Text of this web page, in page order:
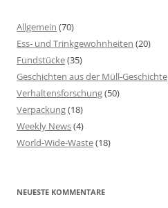
Allgemein (70)
Ess- und Trinkgewohnheiten (20)
Fundstücke(35)
Geschichten aus der Müll-Geschichte
Verhaltensforschung(50)
Verpackung(18)
Weekly News(4)
World-Wide-Waste(18)
NEUESTE KOMMENTARE